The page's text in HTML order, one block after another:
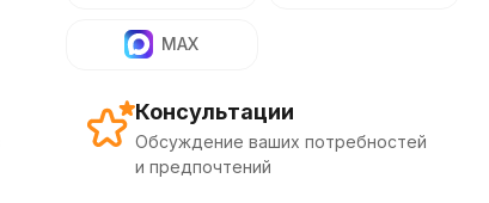
MAX
Консультации
Обсуждение ваших потребностей
и предпочтений